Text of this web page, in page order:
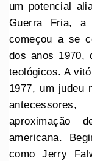
um potencial
Guerra Fria, a
começou a se
dos anos 1970,
teológicos. A
1977, um judeu
aproximação
americana.
como Jerry